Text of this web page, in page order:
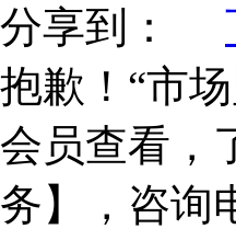
分享到：
抱歉！“市
会员查看，
务】，咨询